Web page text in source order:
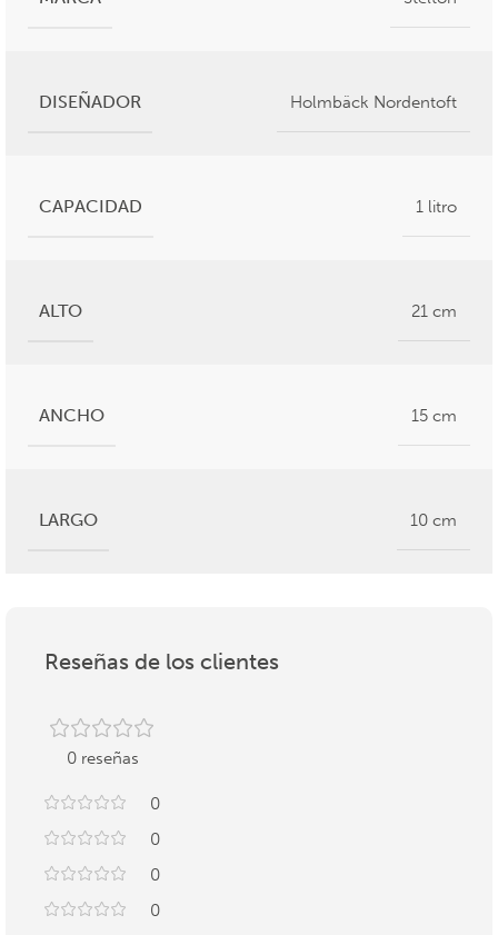
DISEÑADOR Holmbäck Nordentoft
CAPACIDAD 1 litro
ALTO 21 cm
ANCHO 15 cm
LARGO 10 cm
Reseñas de los clientes
0 reseñas
0
0
0
0